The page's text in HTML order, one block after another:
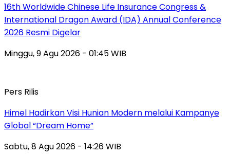
16th Worldwide Chinese Life Insurance Congress &
International Dragon Award (IDA) Annual Conference
2026 Resmi Digelar
Minggu, 9 Agu 2026 - 01:45 WIB
Pers Rilis
Himel Hadirkan Visi Hunian Modern melalui Kampanye
Global “Dream Home”
Sabtu, 8 Agu 2026 - 14:26 WIB